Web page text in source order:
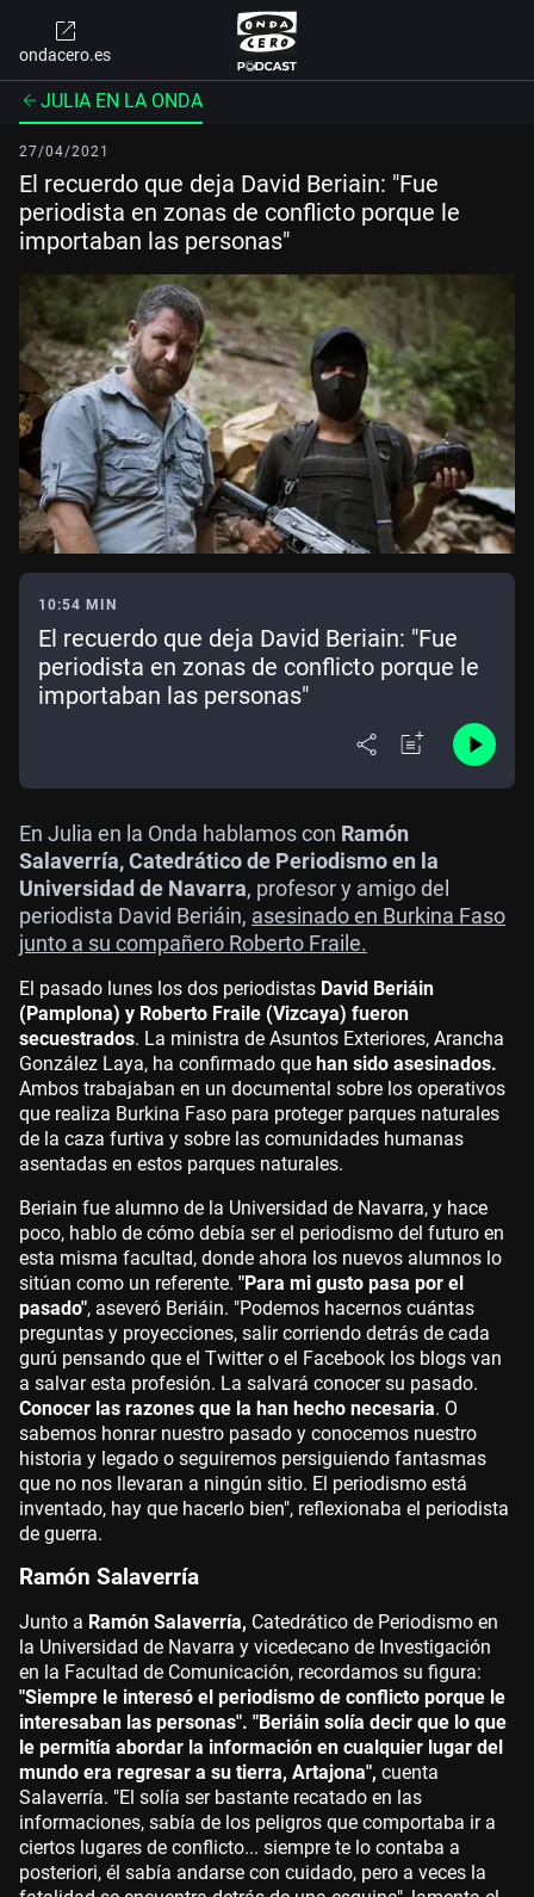
ondacero.es
JULIA EN LA ONDA
27/04/2021
El recuerdo que deja David Beriain: "Fue
periodista en zonas de conflicto porque le
importaban las personas"
10:54 MIN
El recuerdo que deja David Beriain: "Fue
periodista en zonas de conflicto porque le
importaban las personas"
En Julia en la Onda hablamos con Ramón
Salaverría, Catedrático de Periodismo en la
Universidad de Navarra, profesor y amigo del
periodista David Beriáin, asesinado en Burkina Faso
junto a su compañero Roberto Fraile.
El pasado lunes los dos periodistas David Beriáin
(Pamplona) y Roberto Fraile (Vizcaya) fueron
secuestrados. La ministra de Asuntos Exteriores, Arancha
González Laya, ha confirmado que han sido asesinados.
Ambos trabajaban en un documental sobre los operativos
que realiza Burkina Faso para proteger parques naturales
de la caza furtiva y sobre las comunidades humanas
asentadas en estos parques naturales.
Beriain fue alumno de la Universidad de Navarra, y hace
poco, hablo de cómo debía ser el periodismo del futuro en
esta misma facultad, donde ahora los nuevos alumnos lo
sitúan como un referente. "Para mi gusto pasa por el
pasado", aseveró Beriáin. "Podemos hacernos cuántas
preguntas y proyecciones, salir corriendo detrás de cada
gurú pensando que el Twitter o el Facebook los blogs van
a salvar esta profesión. La salvará conocer su pasado.
Conocer las razones que la han hecho necesaria. O
sabemos honrar nuestro pasado y conocemos nuestro
historia y legado o seguiremos persiguiendo fantasmas
que no nos llevaran a ningún sitio. El periodismo está
inventado, hay que hacerlo bien", reflexionaba el periodista
de guerra.
Ramón Salaverría
Junto a Ramón Salaverría, Catedrático de Periodismo en
la Universidad de Navarra y vicedecano de Investigación
en la Facultad de Comunicación, recordamos su figura:
"Siempre le interesó el periodismo de conflicto porque le
interesaban las personas". "Beriáin solía decir que lo que
le permitía abordar la información en cualquier lugar del
mundo era regresar a su tierra, Artajona", cuenta
Salaverría. "El solía ser bastante recatado en las
informaciones, sabía de los peligros que comportaba ir a
ciertos lugares de conflicto... siempre te lo contaba a
posteriori, él sabía andarse con cuidado, pero a veces la